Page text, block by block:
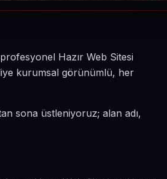
Hazır Web Sitesi
kurumsal görünümlü, her
sona üstleniyoruz; alan adı,